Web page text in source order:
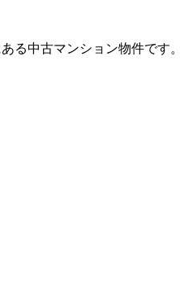
る中古マンション物件で